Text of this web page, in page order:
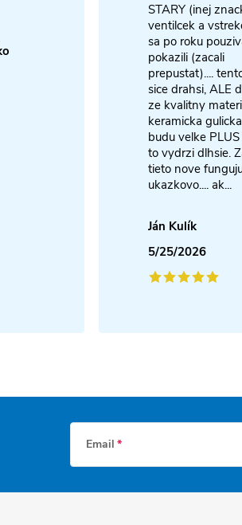
STARY (inej
ventilcek a
sa po roku
pokazili (zacali
prepustat)....
sice drahsi, ALE
ze kvalitny
keramicka gulicka
budu velke
to vydrzi dlhsie.
tieto nove
ukazkovo.... ak...
Ján Kulík
5/25/2026
Email